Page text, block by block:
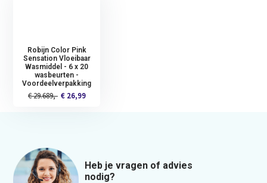
Robijn Color Pink
Sensation Vloeibaar
Wasmiddel - 6 x 20
wasbeurten -
Voordeelverpakking
€ 29.689,- € 26,99
Heb je vragen of advies
nodig?